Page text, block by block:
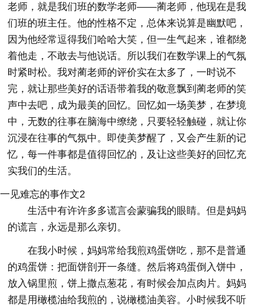
老师，就是我们班的数学老师——蔺老师，他现在是我
们班的班主任。他的性格不定，总体来说算是幽默吧，
因为他经常逗得我们哈哈大笑，但一生气起来，谁都绕
着他走，不敢去与他说话。所以我们在数学课上的气氛
时紧时松。我对蔺老师的评价实在太多了，一时说不
完，就让那些美好的话语带着我的敬意飘到蔺老师的笑
声中去吧，成为最美的回忆。回忆如一场美梦，在梦境
中，无数的往事在脑海中缭绕，只要轻轻触碰，就让你
沉浸在往事的气氛中。即使美梦醒了，又会产生新的记
忆，每一件事都是值得回忆的，及让这些美好的回忆充
实我们的生活。
一见难忘的事作文2
生活中有许许多多谎言会蒙骗我的眼睛。但是妈妈
的谎言，永远是那么亲切。
在我小时候，妈妈常给我煎鸡蛋饼吃，那不是普通
的鸡蛋饼：把面饼剖开一条缝。然后将鸡蛋倒入饼中，
放入锅里煎，饼上撒点葱花，有时候会加点肉片。妈妈
都是用橄榄油给我煎的，说橄榄油美容。小时候我不听